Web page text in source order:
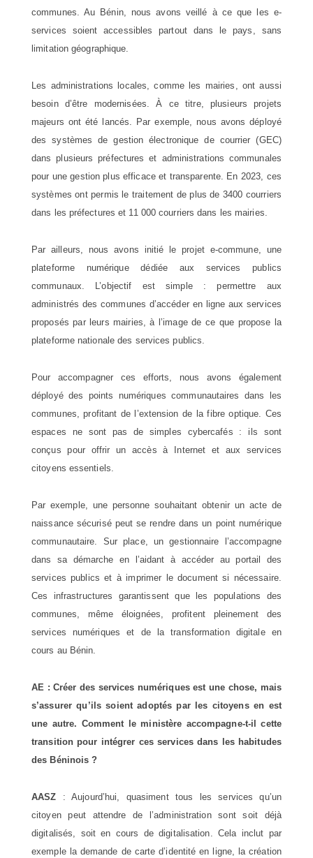
communes. Au Bénin, nous avons veillé à ce que les e-
services soient accessibles partout dans le pays, sans
limitation géographique.
Les administrations locales, comme les mairies, ont aussi
besoin d’être modernisées. À ce titre, plusieurs projets
majeurs ont été lancés. Par exemple, nous avons déployé
des systèmes de gestion électronique de courrier (GEC)
dans plusieurs préfectures et administrations communales
pour une gestion plus efficace et transparente. En 2023, ces
systèmes ont permis le traitement de plus de 3400 courriers
dans les préfectures et 11 000 courriers dans les mairies.
Par ailleurs, nous avons initié le projet e-commune, une
plateforme numérique dédiée aux services publics
communaux. L’objectif est simple : permettre aux
administrés des communes d’accéder en ligne aux services
proposés par leurs mairies, à l’image de ce que propose la
plateforme nationale des services publics.
Pour accompagner ces efforts, nous avons également
déployé des points numériques communautaires dans les
communes, profitant de l’extension de la fibre optique. Ces
espaces ne sont pas de simples cybercafés : ils sont
conçus pour offrir un accès à Internet et aux services
citoyens essentiels.
Par exemple, une personne souhaitant obtenir un acte de
naissance sécurisé peut se rendre dans un point numérique
communautaire. Sur place, un gestionnaire l’accompagne
dans sa démarche en l’aidant à accéder au portail des
services publics et à imprimer le document si nécessaire.
Ces infrastructures garantissent que les populations des
communes, même éloignées, profitent pleinement des
services numériques et de la transformation digitale en
cours au Bénin.
AE : Créer des services numériques est une chose, mais
s’assurer qu’ils soient adoptés par les citoyens en est
une autre. Comment le ministère accompagne-t-il cette
transition pour intégrer ces services dans les habitudes
des Béninois ?
AASZ : Aujourd’hui, quasiment tous les services qu’un
citoyen peut attendre de l’administration sont soit déjà
digitalisés, soit en cours de digitalisation. Cela inclut par
exemple la demande de carte d’identité en ligne, la création